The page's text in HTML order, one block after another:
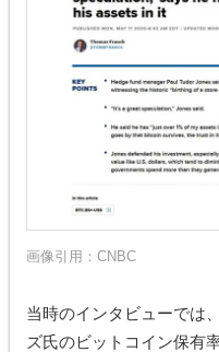
画像引用： CNBC
当時のインタビューでは
ズ氏のビットコイン保有